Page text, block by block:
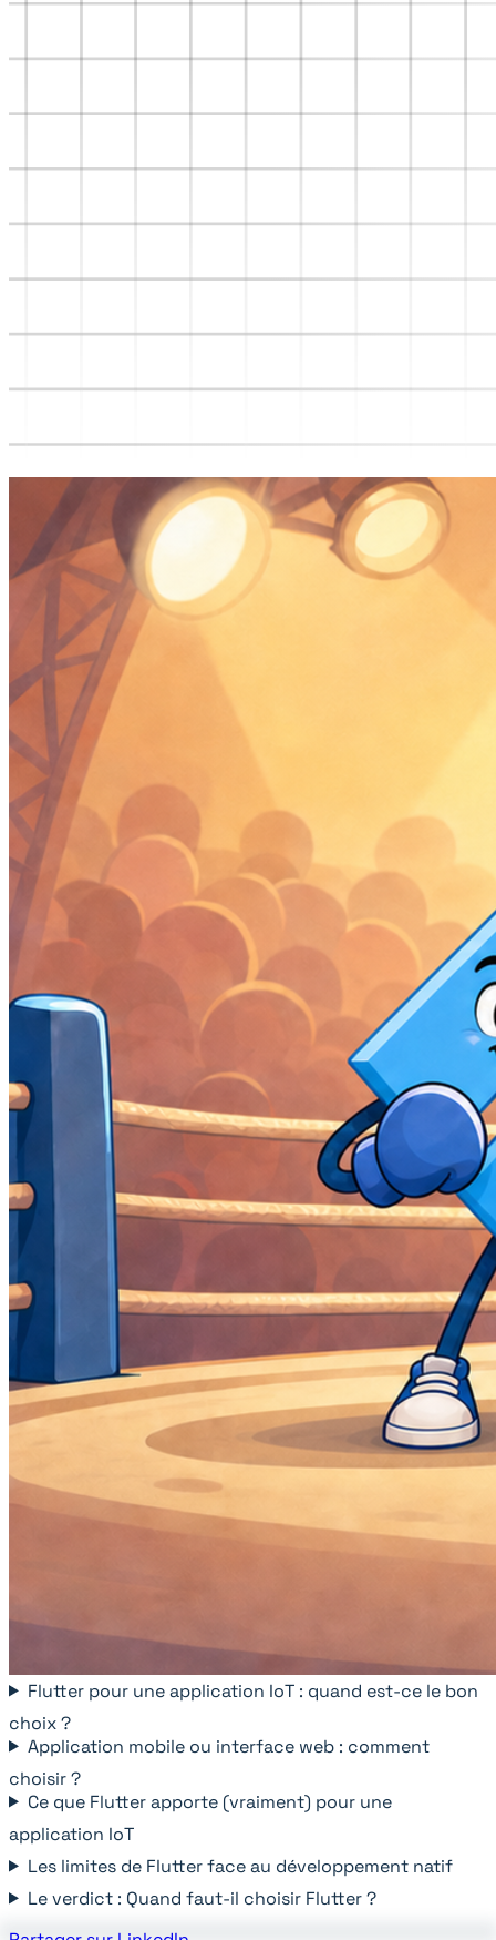
Flutter pour une application IoT : quand est-ce le bon
choix ?
Application mobile ou interface web : comment
choisir ?
Ce que Flutter apporte (vraiment) pour une
application IoT
Les limites de Flutter face au développement natif
Le verdict : Quand faut-il choisir Flutter ?